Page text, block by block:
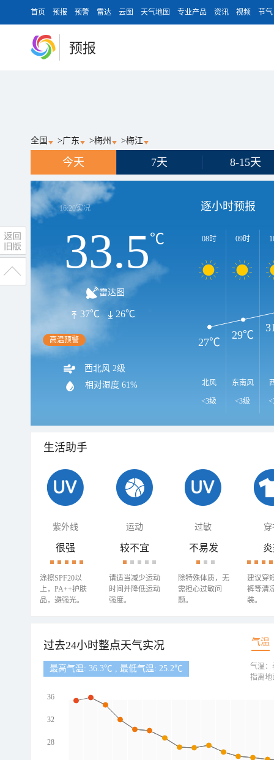
首页 预报 预警 雷达 云图 天气地图 专业产品 资讯 视频 节气
预报
全国 >广东 >梅州 >梅江
今天 7天 8-15天
16:20实况
33.5℃
雷达图
37℃ 26℃
高温预警
西北风 2级
相对湿度 61%
逐小时预报
08时
北风
<3级
09时
东南风
<3级
27℃
29℃
生活助手
紫外线 运动 过敏 穿
很强
涂擦SPF20以
上，PA++护肤
品，避强光。
较不宜
请适当减少运动
时间并降低运动
强度。
不易发
除特殊体质，无
需担心过敏问
题。
建议穿
裤等清
装。
过去24小时整点天气实况 气温
最高气温: 36.3℃ , 最低气温: 25.2℃
36
32
28
气温：
指离地